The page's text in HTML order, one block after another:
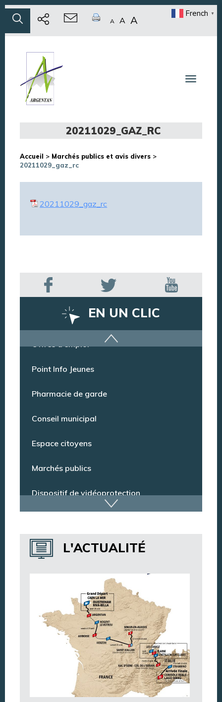
A A A
French ▼
Toggle
20211029_GAZ_RC
Accueil > Marchés publics et avis divers >
20211029_gaz_rc
20211029_gaz_rc
EN UN CLIC
Dispositif de vidéoprotection
Annuaire des services
Annuaire des associations
Argentan Aujourd’hui
L'ACTUALITÉ